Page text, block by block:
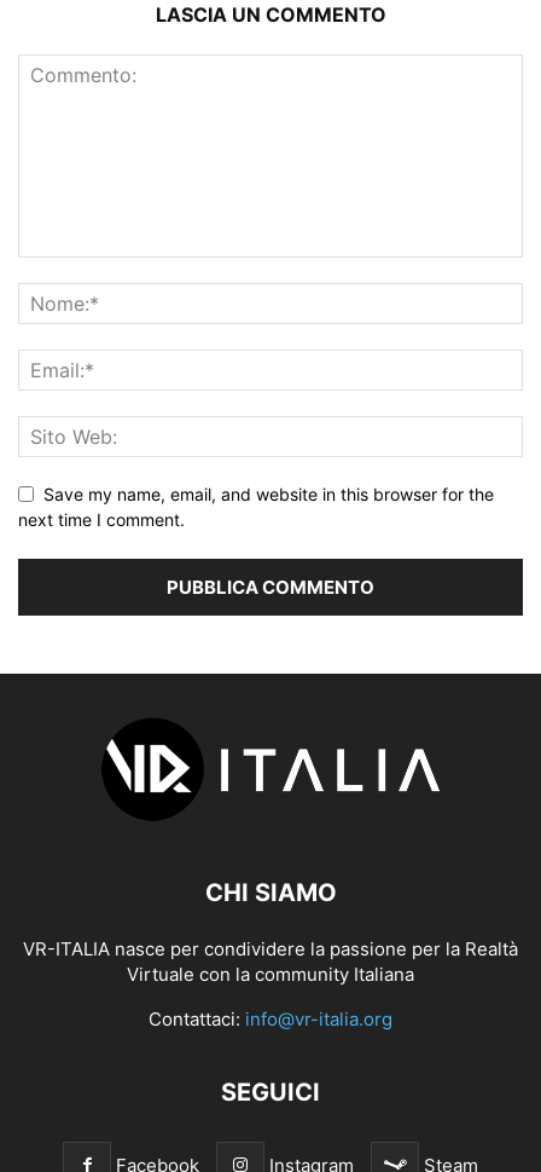
LASCIA UN COMMENTO
Save my name, email, and website in this browser for the
next time I comment.
CHI SIAMO
VR-ITALIA nasce per condividere la passione per la Realtà
Virtuale con la community Italiana
Contattaci: info@vr-italia.org
SEGUICI
Facebook Instagram Steam